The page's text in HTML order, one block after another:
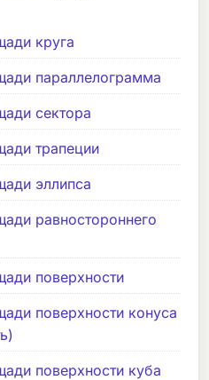
круга
параллелограмма
сектора
трапеции
эллипса
равностороннего
поверхности
поверхности конуса
поверхности куба